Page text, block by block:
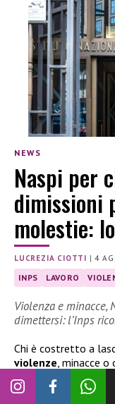
NEWS
Naspi per
dimissioni
molestie:
LUCREZIA CIOTTI |4
INPS LAVORO
Violenza e minacce,
dimettersi: l’Inps
Chi è costretto a
violenze , minacce
diritto alla
Naspi
non rappresentano